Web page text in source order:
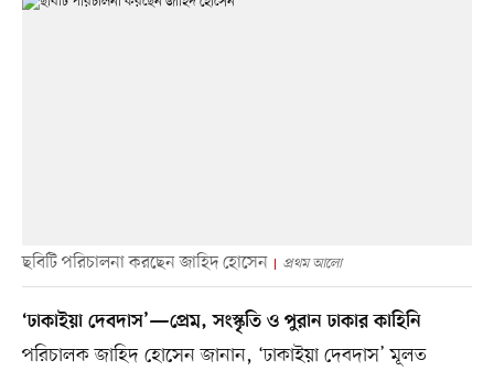
ছবিটি পরিচালনা করছেন জাহিদ হোসেন প্রথম আলো
‘ঢাকাইয়া দেবদাস’—প্রেম, সংস্কৃতি ও পুরান ঢাকার কাহিনি
পরিচালক জাহিদ হোসেন জানান, ‘ঢাকাইয়া দেবদাস’ মূলত